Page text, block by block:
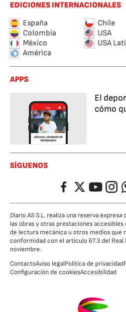
EDICIONES INTERNACIONALES
España
Chile
Colombia
USA
México
USA
América
APPS
El
cómo
SÍGUENOS
FacebookTwitterYouTube
Diario AS S.L. realiza una reserva
las obras y otras prestaciones
de lectura mecánica u otros medios que
conformidad con el artículo 67.3 del
noviembre.
ContactoAviso legalPolítica de privacidad
Configuración de cookiesAccesibilidad